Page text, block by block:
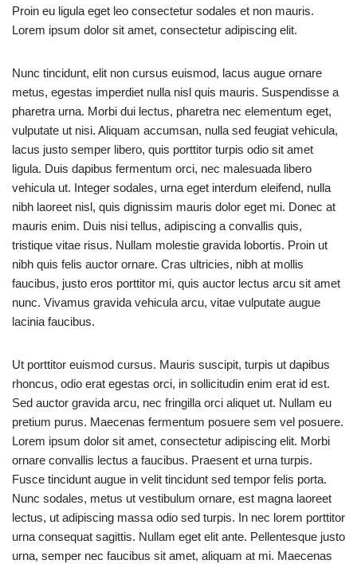
Proin eu ligula eget leo consectetur sodales et non mauris.
Lorem ipsum dolor sit amet, consectetur adipiscing elit.
Nunc tincidunt, elit non cursus euismod, lacus augue ornare
metus, egestas imperdiet nulla nisl quis mauris. Suspendisse a
pharetra urna. Morbi dui lectus, pharetra nec elementum eget,
vulputate ut nisi. Aliquam accumsan, nulla sed feugiat vehicula,
lacus justo semper libero, quis porttitor turpis odio sit amet
ligula. Duis dapibus fermentum orci, nec malesuada libero
vehicula ut. Integer sodales, urna eget interdum eleifend, nulla
nibh laoreet nisl, quis dignissim mauris dolor eget mi. Donec at
mauris enim. Duis nisi tellus, adipiscing a convallis quis,
tristique vitae risus. Nullam molestie gravida lobortis. Proin ut
nibh quis felis auctor ornare. Cras ultricies, nibh at mollis
faucibus, justo eros porttitor mi, quis auctor lectus arcu sit amet
nunc. Vivamus gravida vehicula arcu, vitae vulputate augue
lacinia faucibus.
Ut porttitor euismod cursus. Mauris suscipit, turpis ut dapibus
rhoncus, odio erat egestas orci, in sollicitudin enim erat id est.
Sed auctor gravida arcu, nec fringilla orci aliquet ut. Nullam eu
pretium purus. Maecenas fermentum posuere sem vel posuere.
Lorem ipsum dolor sit amet, consectetur adipiscing elit. Morbi
ornare convallis lectus a faucibus. Praesent et urna turpis.
Fusce tincidunt augue in velit tincidunt sed tempor felis porta.
Nunc sodales, metus ut vestibulum ornare, est magna laoreet
lectus, ut adipiscing massa odio sed turpis. In nec lorem porttitor
urna consequat sagittis. Nullam eget elit ante. Pellentesque justo
urna, semper nec faucibus sit amet, aliquam at mi. Maecenas